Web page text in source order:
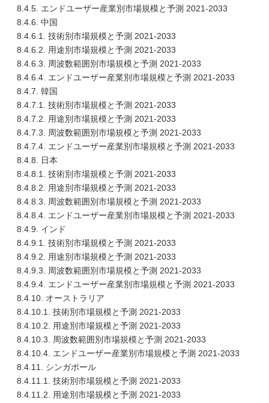
8.4.5. エンドユーザー産業別市場規模と予測 2021-2033
8.4.6. 中国
8.4.6.1. 技術別市場規模と予測 2021-2033
8.4.6.2. 用途別市場規模と予測 2021-2033
8.4.6.3. 周波数範囲別市場規模と予測 2021-2033
8.4.6.4. エンドユーザー産業別市場規模と予測 2021-2033
8.4.7. 韓国
8.4.7.1. 技術別市場規模と予測 2021-2033
8.4.7.2. 用途別市場規模と予測 2021-2033
8.4.7.3. 周波数範囲別市場規模と予測 2021-2033
8.4.7.4. エンドユーザー産業別市場規模と予測 2021-2033
8.4.8. 日本
8.4.8.1. 技術別市場規模と予測 2021-2033
8.4.8.2. 用途別市場規模と予測 2021-2033
8.4.8.3. 周波数範囲別市場規模と予測 2021-2033
8.4.8.4. エンドユーザー産業別市場規模と予測 2021-2033
8.4.9. インド
8.4.9.1. 技術別市場規模と予測 2021-2033
8.4.9.2. 用途別市場規模と予測 2021-2033
8.4.9.3. 周波数範囲別市場規模と予測 2021-2033
8.4.9.4. エンドユーザー産業別市場規模と予測 2021-2033
8.4.10. オーストラリア
8.4.10.1. 技術別市場規模と予測 2021-2033
8.4.10.2. 用途別市場規模と予測 2021-2033
8.4.10.3. 周波数範囲別市場規模と予測 2021-2033
8.4.10.4. エンドユーザー産業別市場規模と予測 2021-2033
8.4.11. シンガポール
8.4.11.1. 技術別市場規模と予測 2021-2033
8.4.11.2. 用途別市場規模と予測 2021-2033